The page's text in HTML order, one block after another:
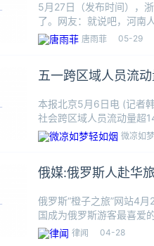
5月27日（发布时间），
了。网友：就说吧，河南
唐雨菲 05-29
五一跨区域人员流
本报北京5月6日电 (记者
社会跨区域人员流动量超
微凉如
俄媒:俄罗斯人赴华
俄罗斯“橙子之旅”网站4
国成为俄罗斯游客最喜爱
的旅游 律闻 04-28